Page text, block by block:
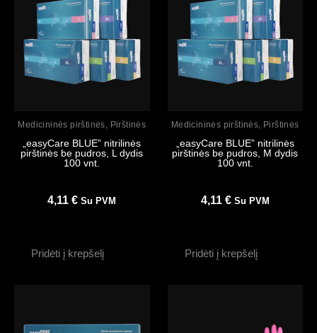
Medicininės pirštinės, Pirštinės
„easyCare BLUE” nitrilinės
pirštinės be pudros, L dydis
100 vnt.
4,11€ Su PVM
Pridėti į krepšelį
Medicininės pirštinės, Pirštinės
„easyCare BLUE” nitrilinės
pirštinės be pudros, M dydis
100 vnt.
4,11 € Su PVM
Pridėti į krepšelį